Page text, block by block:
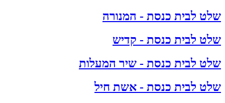
שלט לבית כנסת - המנורה
שלט לבית כנסת - קדיש
שלט לבית כנסת - שיר המעלות
שלט לבית כנסת - אשת חיל